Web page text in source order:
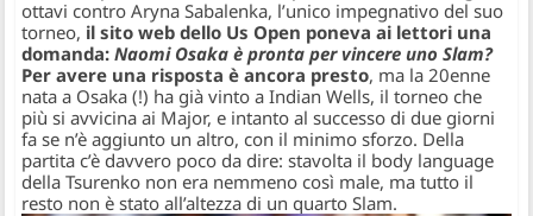
ottavi contro Aryna Sabalenka, l’unico impegnativo del suo
torneo, il sito web dello Us Open poneva ai lettori una
domanda:Naomi Osaka è pronta per vincere uno Slam?
Per avere una risposta è ancora presto, ma la 20enne
nata a Osaka (!) ha già vinto a Indian Wells, il torneo che
più si avvicina ai Major, e intanto al successo di due giorni
fa se n’è aggiunto un altro, con il minimo sforzo. Della
partita c’è davvero poco da dire: stavolta il body language
della Tsurenko non era nemmeno così male, ma tutto il
resto non è stato all’altezza di un quarto Slam.